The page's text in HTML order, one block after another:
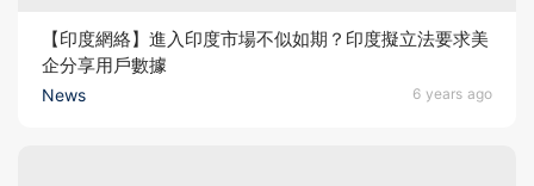
News 6 years ago
【印度網絡】進入印度市場不似如期？印度擬立法要求美
企分享用戶數據